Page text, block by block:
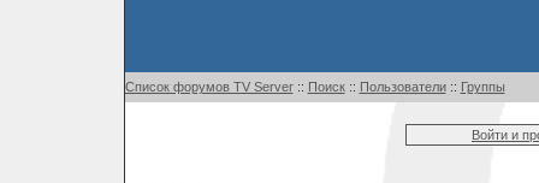
Список форумов TV Server:: Поиск:: Пользователи:: Группы
Войти и